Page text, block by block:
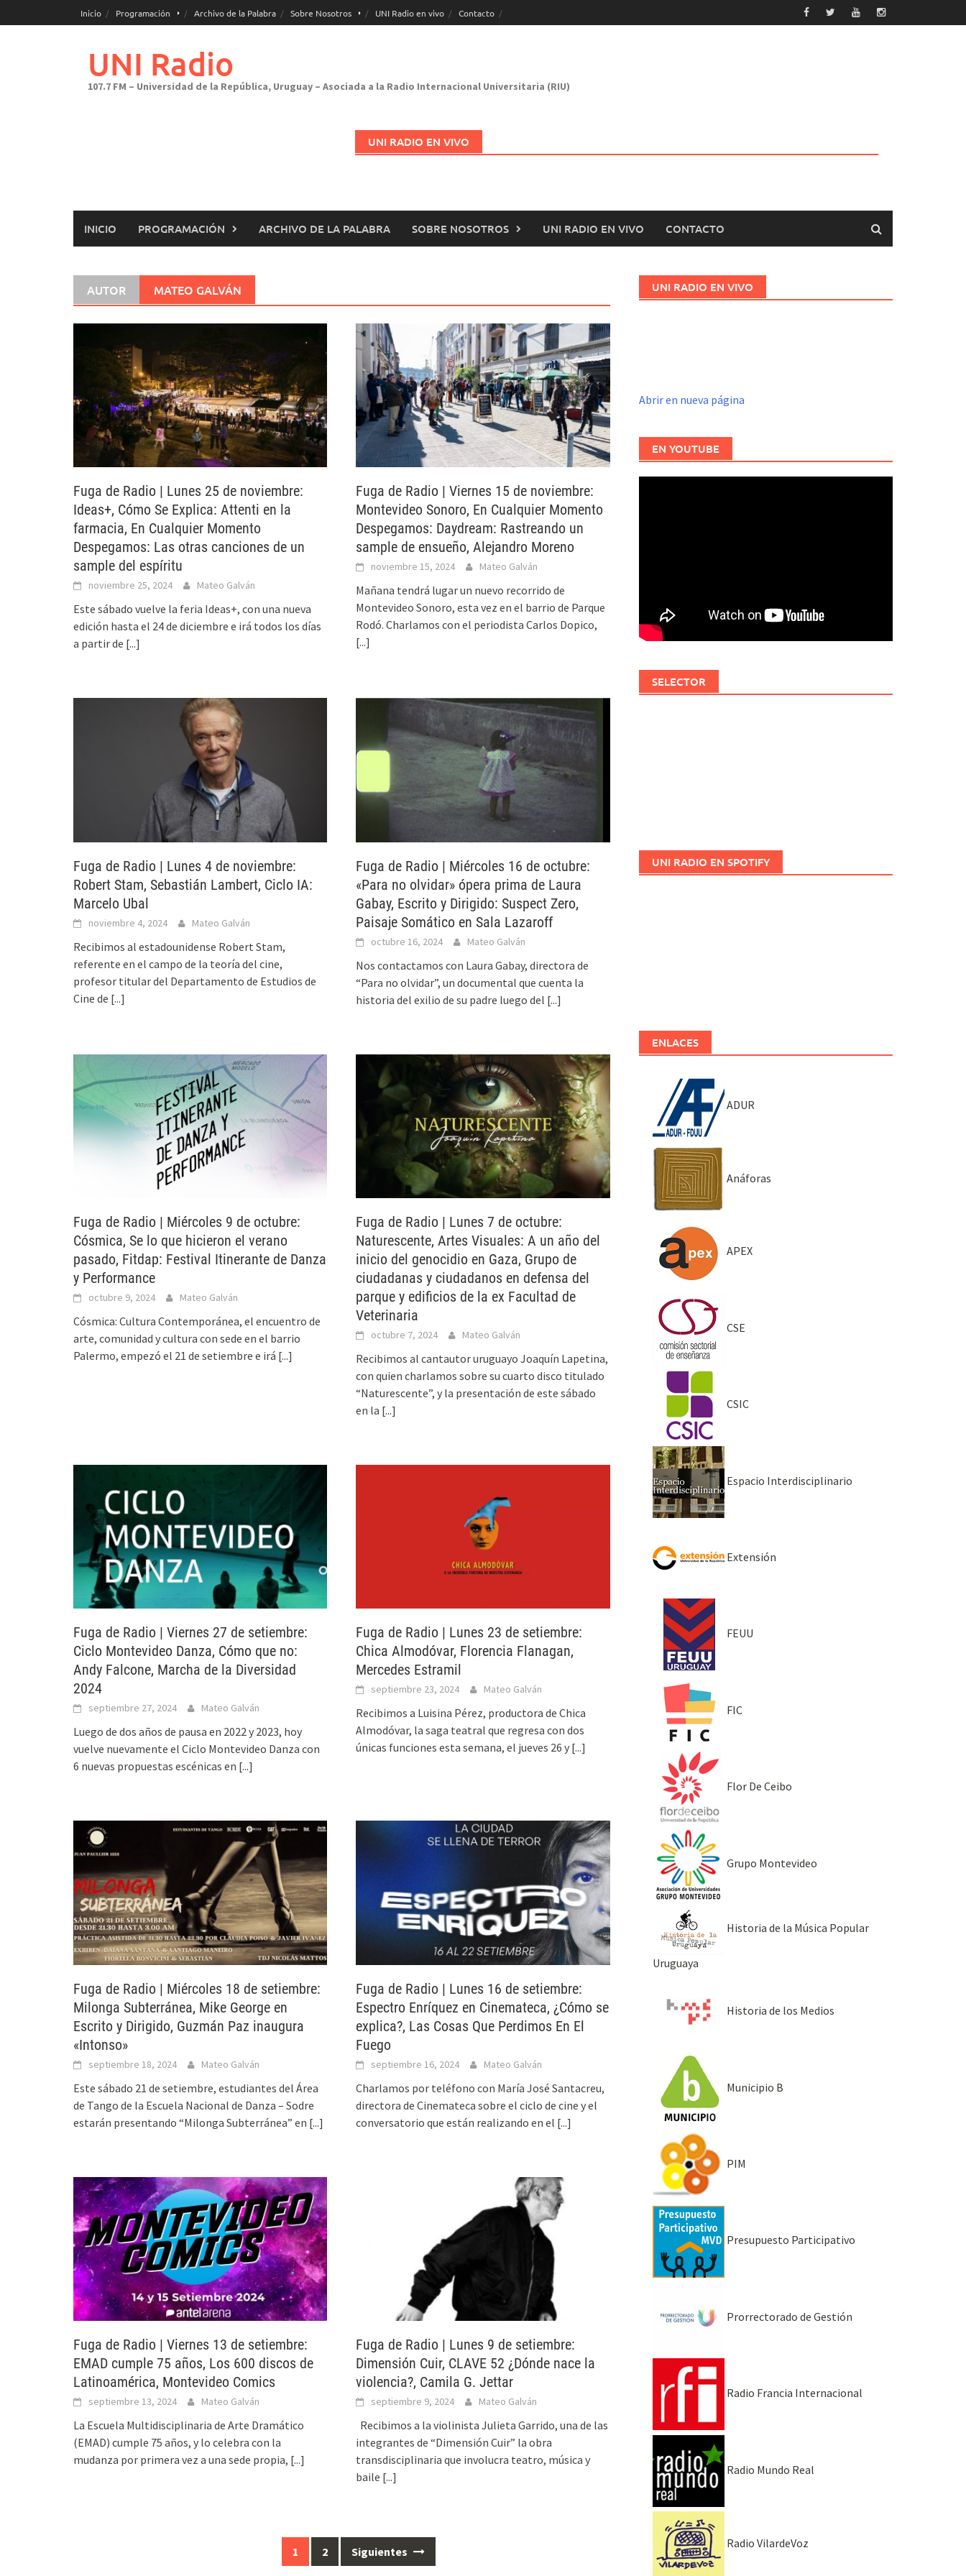
al
Inicio Programación Archivo de la Palabra Sobre Nosotros UNI Radio en vivo Contacto
UNI Radio
107.7 FM – Universidad de la República, Uruguay – Asociada a la Radio Internacional Universitaria (RIU)
UNI RADIO EN VIVO
INICIO PROGRAMACIÓN ARCHIVO DE LA PALABRA SOBRE NOSOTROS UNI RADIO EN VIVO CONTACTO
AUTOR MATEO GALVÁN
Fuga de Radio | Lunes 25 de noviembre:
Ideas+, Cómo Se Explica: Attenti en la
farmacia, En Cualquier Momento
Despegamos: Las otras canciones de un
sample del espíritu
noviembre 25, 2024 Mateo Galván
Este sábado vuelve la feria Ideas+, con una nueva
edición hasta el 24 de diciembre e irá todos los días
a partir de [...]
Fuga de Radio | Viernes 15 de noviembre:
Montevideo Sonoro, En Cualquier Momento
Despegamos: Daydream: Rastreando un
sample de ensueño, Alejandro Moreno
noviembre 15, 2024 Mateo Galván
Mañana tendrá lugar un nuevo recorrido de
Montevideo Sonoro, esta vez en el barrio de Parque
Rodó. Charlamos con el periodista Carlos Dopico,
[...]
Fuga de Radio | Lunes 4 de noviembre:
Robert Stam, Sebastián Lambert, Ciclo IA:
Marcelo Ubal
noviembre 4, 2024 Mateo Galván
Recibimos al estadounidense Robert Stam,
referente en el campo de la teoría del cine,
profesor titular del Departamento de Estudios de
Cine de [...]
Fuga de Radio | Miércoles 16 de octubre:
«Para no olvidar» ópera prima de Laura
Gabay, Escrito y Dirigido: Suspect Zero,
Paisaje Somático en Sala Lazaroff
octubre 16, 2024 Mateo Galván
Nos contactamos con Laura Gabay, directora de
“Para no olvidar”, un documental que cuenta la
historia del exilio de su padre luego del [...]
Fuga de Radio | Miércoles 9 de octubre:
Cósmica, Se lo que hicieron el verano
pasado, Fitdap: Festival Itinerante de Danza
y Performance
octubre 9, 2024 Mateo Galván
Cósmica: Cultura Contemporánea, el encuentro de
arte, comunidad y cultura con sede en el barrio
Palermo, empezó el 21 de setiembre e irá [...]
Fuga de Radio | Lunes 7 de octubre:
Naturescente, Artes Visuales: A un año del
inicio del genocidio en Gaza, Grupo de
ciudadanas y ciudadanos en defensa del
parque y edificios de la ex Facultad de
Veterinaria
octubre 7, 2024 Mateo Galván
Recibimos al cantautor uruguayo Joaquín Lapetina,
con quien charlamos sobre su cuarto disco titulado
“Naturescente”, y la presentación de este sábado
en la [...]
Fuga de Radio | Viernes 27 de setiembre:
Ciclo Montevideo Danza, Cómo que no:
Andy Falcone, Marcha de la Diversidad
2024
septiembre 27, 2024 Mateo Galván
Luego de dos años de pausa en 2022 y 2023, hoy
vuelve nuevamente el Ciclo Montevideo Danza con
6 nuevas propuestas escénicas en [...]
Fuga de Radio | Lunes 23 de setiembre:
Chica Almodóvar, Florencia Flanagan,
Mercedes Estramil
septiembre 23, 2024 Mateo Galván
Recibimos a Luisina Pérez, productora de Chica
Almodóvar, la saga teatral que regresa con dos
únicas funciones esta semana, el jueves 26 y [...]
Fuga de Radio | Miércoles 18 de setiembre:
Milonga Subterránea, Mike George en
Escrito y Dirigido, Guzmán Paz inaugura
«Intonso»
septiembre 18, 2024 Mateo Galván
Este sábado 21 de setiembre, estudiantes del Área
de Tango de la Escuela Nacional de Danza – Sodre
estarán presentando “Milonga Subterránea” en [...]
Fuga de Radio | Lunes 16 de setiembre:
Espectro Enríquez en Cinemateca, ¿Cómo se
explica?, Las Cosas Que Perdimos En El
Fuego
septiembre 16, 2024 Mateo Galván
Charlamos por teléfono con María José Santacreu,
directora de Cinemateca sobre el ciclo de cine y el
conversatorio que están realizando en el [...]
Fuga de Radio | Viernes 13 de setiembre:
EMAD cumple 75 años, Los 600 discos de
Latinoamérica, Montevideo Comics
septiembre 13, 2024 Mateo Galván
La Escuela Multidisciplinaria de Arte Dramático
(EMAD) cumple 75 años, y lo celebra con la
mudanza por primera vez a una sede propia, [...]
Fuga de Radio | Lunes 9 de setiembre:
Dimensión Cuir, CLAVE 52 ¿Dónde nace la
violencia?, Camila G. Jettar
septiembre 9, 2024 Mateo Galván
Recibimos a la violinista Julieta Garrido, una de las
integrantes de “Dimensión Cuir” la obra
transdisciplinaria que involucra teatro, música y
baile [...]
1 2 Siguientes
UNI RADIO EN VIVO
Abrir en nueva página
EN YOUTUBE
SELECTOR
UNI RADIO EN SPOTIFY
ENLACES
ADUR
Anáforas
APEX
CSE
CSIC
Espacio Interdisciplinario
Extensión
FEUU
FIC
Flor De Ceibo
Grupo Montevideo
Historia de la Música Popular
Uruguaya
Historia de los Medios
Municipio B
PIM
Presupuesto Participativo
Prorrectorado de Gestión
Radio Francia Internacional
Radio Mundo Real
Radio VilardeVoz